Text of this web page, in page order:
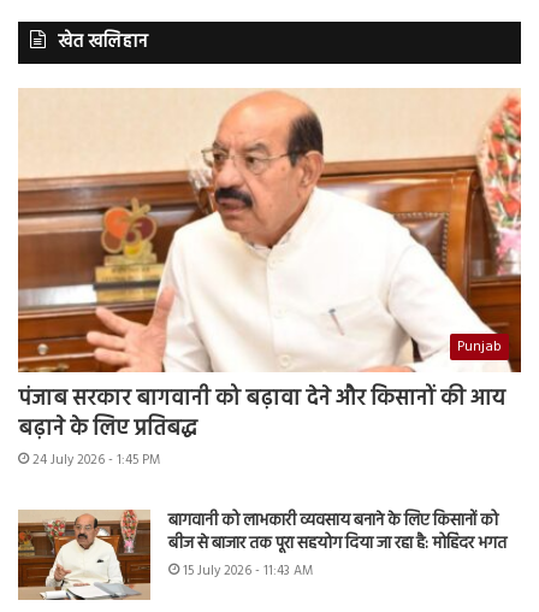
खेत खलिहान
Punjab
पंजाब सरकार बागवानी को बढ़ावा देने और किसानों की आय
बढ़ाने के लिए प्रतिबद्ध
24 July 2026 - 1:45 PM
बागवानी को लाभकारी व्यवसाय बनाने के लिए किसानों को
बीज से बाजार तक पूरा सहयोग दिया जा रहा है: मोहिंदर भगत
15 July 2026 - 11:43 AM